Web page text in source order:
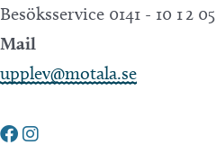
Besöksservice 0141 - 10 1 2 05
Mail
upplev@motala.se